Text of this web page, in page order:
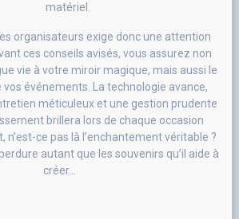
matériel.
organisateurs exige donc une attention
ces conseils avisés, vous assurez non
vie à votre miroir magique, mais aussi le
vos événements. La technologie avance,
méticuleux et une gestion prudente
brillera lors de chaque occasion
n’est-ce pas là l’enchantement véritable ?
autant que les souvenirs qu’il aide à
créer…